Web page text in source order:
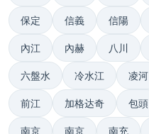
保定 信義 信陽
內江 內赫 八川
六盤水 冷水江 凌河
前江 加格达奇 包頭
南京 南京 南充